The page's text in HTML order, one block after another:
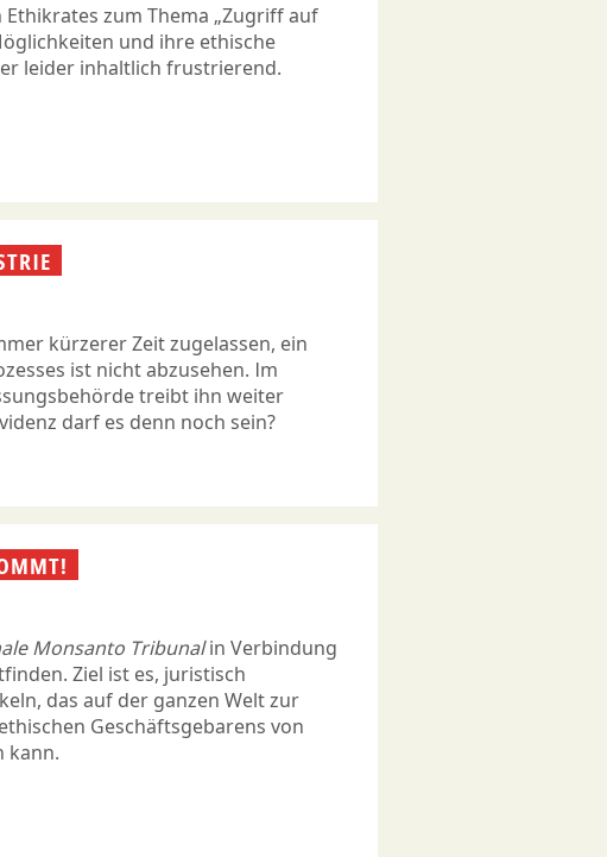
zum Thema „Zugriff auf
und ihre ethische
leider inhaltlich frustrierend.
kürzerer Zeit zugelassen, ein
ist nicht abzusehen. Im
treibt ihn weiter
darf es denn noch sein?
Monsanto Tribunalin Verbindung
Ziel ist es, juristisch
das auf der ganzen Welt zur
Geschäftsgebarens von
kann.